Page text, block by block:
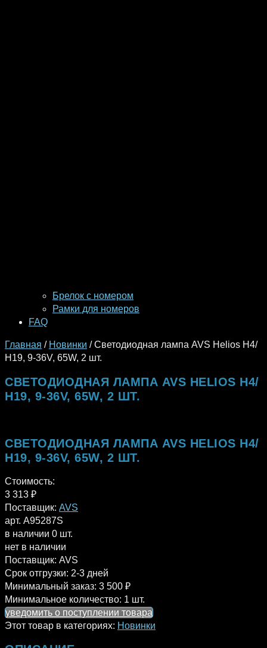
Брелок с номером
Рамки для номеров
FAQ
Главная / Новинки / Светодиодная лампа AVS Helios H4/
Н19, 9-36V, 65W, 2 шт.
СВЕТОДИОДНАЯ ЛАМПА AVS HELIOS H4/
Н19, 9-36V, 65W, 2 ШТ.
СВЕТОДИОДНАЯ ЛАМПА AVS HELIOS H4/
Н19, 9-36V, 65W, 2 ШТ.
Стоимость:
3 313 ₽
Поставщик: AVS
арт. A95287S
в наличии 0 шт.
нет в наличии
Поставщик: AVS
Срок отгрузки: 2-3 дней
Минимальный заказ: 3 500 ₽
Минимальное количество: 1 шт.
уведомить о поступлении товара
Этот товар в категориях: Новинки